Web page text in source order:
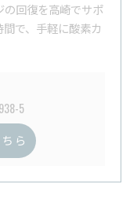
の回復を高崎でサポ
で、手軽に酸素カ
5
ら